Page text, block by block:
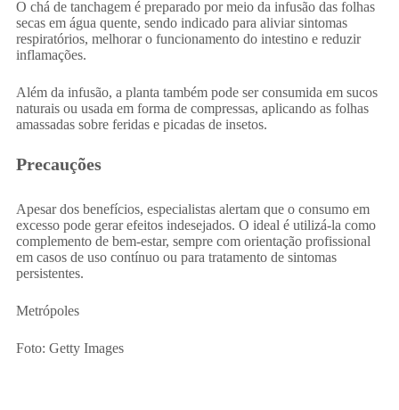
O chá de tanchagem é preparado por meio da infusão das folhas
secas em água quente, sendo indicado para aliviar sintomas
respiratórios, melhorar o funcionamento do intestino e reduzir
inflamações.
Além da infusão, a planta também pode ser consumida em sucos
naturais ou usada em forma de compressas, aplicando as folhas
amassadas sobre feridas e picadas de insetos.
Precauções
Apesar dos benefícios, especialistas alertam que o consumo em
excesso pode gerar efeitos indesejados. O ideal é utilizá-la como
complemento de bem-estar, sempre com orientação profissional
em casos de uso contínuo ou para tratamento de sintomas
persistentes.
Metrópoles
Foto: Getty Images